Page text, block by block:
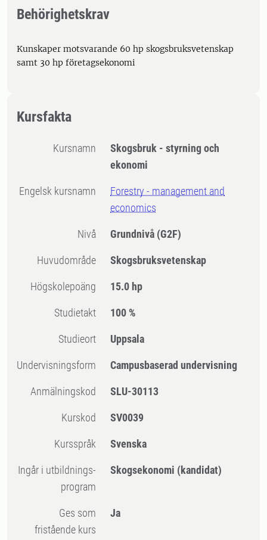
Behörighetskrav
Kunskaper motsvarande 60 hp skogsbruksvetenskap
samt 30 hp företagsekonomi
Kursfakta
Kursnamn
Skogsbruk - styrning och
ekonomi
Engelsk kursnamn
Forestry - management and
economics
Nivå Grundnivå (G2F)
Huvudområde Skogsbruksvetenskap
högskolepoäng 15.0 hp
Studietakt 100 %
Studieort Uppsala
Undervisningsform Campusbaserad undervisning
Anmälningskod SLU-30113
Kurskod SV0039
Kursspråk Svenska
Ingår i utbildnings-
program
Skogsekonomi (kandidat)
Ges som
fristående kurs
Ja